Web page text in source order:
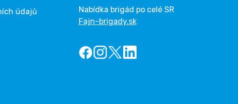
údajů
Nabídka brigád po celé SR
Fajn-brigady.sk